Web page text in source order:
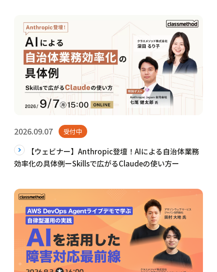
2026.09.07 受付中
【ウェビナー】Anthropic登壇！AIによる自治体業務
効率化の具体例ーSkillsで広がるClaudeの使い方ー